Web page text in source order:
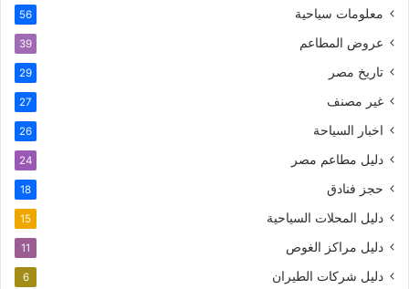
معلومات سياحية 56
عروض المطاعم 39
تاريخ مصر 29
غير مصنف 27
اخبار السياحة 26
دليل مطاعم مصر 24
حجز فنادق 18
دليل المحلات السياحية 15
دليل مراكز الغوص 11
دليل شركات الطيران 6